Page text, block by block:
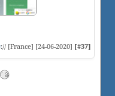
:// [France] [24-06-2020] [#37]